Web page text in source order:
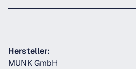
Hersteller:
MUNK GmbH